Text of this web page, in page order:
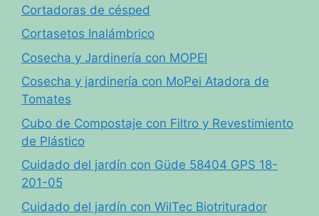
Cortadoras de césped
Cortasetos Inalámbrico
Cosecha y Jardinería con MOPEI
Cosecha y jardinería con MoPei Atadora de
Tomates
Cubo de Compostaje con Filtro y Revestimiento
de Plástico
Cuidado del jardín con Güde 58404 GPS 18-
201-05
Cuidado del jardín con WilTec Biotriturador